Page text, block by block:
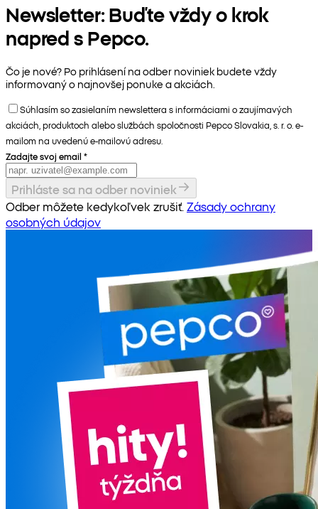
Newsletter: Buďte vždy o krok
napred s Pepco.
Čo je nové? Po prihlásení na odber noviniek budete vždy
informovaný o najnovšej ponuke a akciách.
Súhlasím so zasielaním newslettera s informáciami o zaujímavých
akciách, produktoch alebo službách spoločnosti Pepco Slovakia, s. r. o. e-
mailom na uvedenú e-mailovú adresu.
Zadajte svoj email *
Prihláste sa na odber noviniek
Odber môžete kedykoľvek zrušiť. Zásady ochrany
osobných údajov